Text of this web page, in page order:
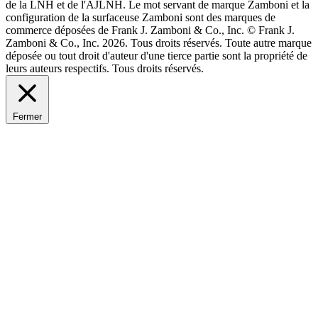
de la LNH et de l'AJLNH. Le mot servant de marque Zamboni et la
configuration de la surfaceuse Zamboni sont des marques de
commerce déposées de Frank J. Zamboni & Co., Inc. © Frank J.
Zamboni & Co., Inc. 2026. Tous droits réservés. Toute autre marque
déposée ou tout droit d'auteur d'une tierce partie sont la propriété de
leurs auteurs respectifs. Tous droits réservés.
Fermer